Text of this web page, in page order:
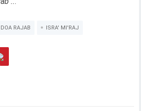
DOA RAJAB ISRA' MI'RAJ